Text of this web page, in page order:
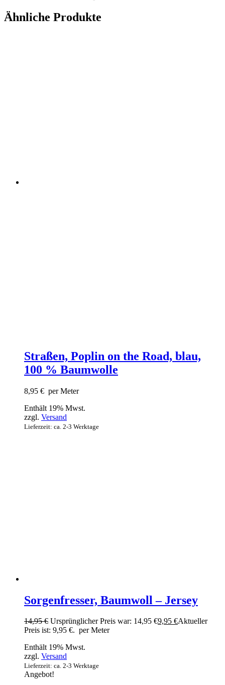
Ähnliche Produkte
Straßen, Poplin on the Road, blau,
100 % Baumwolle
8,95 € per Meter
Enthält 19% Mwst.
zzgl. Versand
Lieferzeit: ca. 2-3 Werktage
Sorgenfresser, Baumwoll – Jersey
14,95€ Ursprünglicher Preis war: 14,95 €9,95 €Aktueller
Preis ist: 9,95 €. per Meter
Enthält 19% Mwst.
zzgl. Versand
Lieferzeit: ca. 2-3 Werktage
Angebot!